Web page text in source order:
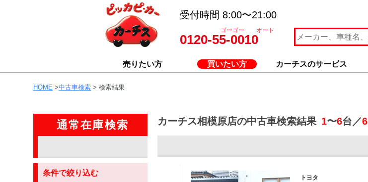
受付時間 8:00〜21:00
ゴーゴー オート
0120-55-0010
売りたい方 買いたい方 カーチスのサービス
HOME >中古車検索 > 検索結果
通常在庫検索
条件で絞り込む
カーチス相模原店の中古車検索結果 1〜6台／6
トヨタ